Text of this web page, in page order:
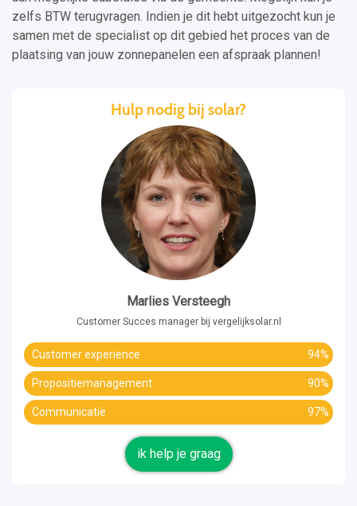
zelfs BTW terugvragen. Indien je dit hebt uitgezocht kun je
samen met de specialist op dit gebied het proces van de
plaatsing van jouw zonnepanelen een afspraak plannen!
Hulp nodig bij solar?
Marlies Versteegh
Customer Succes manager bij vergelijksolar.nl
Customer experience 94%
Propositiemanagement 90%
Communicatie 97%
ik help je graag